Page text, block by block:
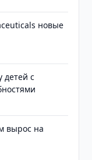
новые
детей с
вырос на